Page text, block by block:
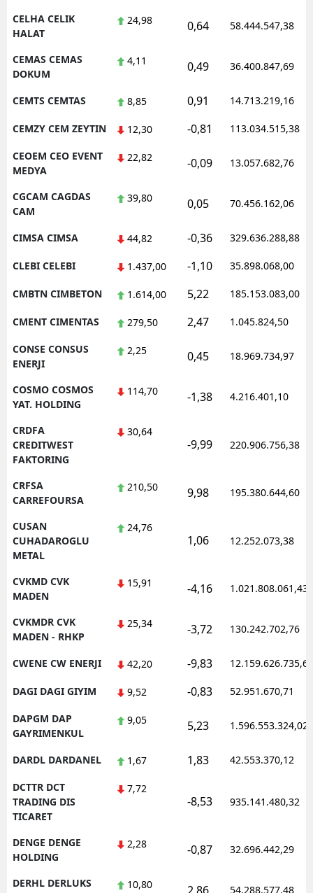
CELHA CELIK
HALAT
24,98 0,64 58.444.547,38
CEMAS CEMAS
DOKUM
4,11 0,49 36.400.847,69
CEMTS CEMTAS 8,85 0,91 14.713.219,16
CEMZY CEM ZEYTIN 12,30 -0,81 113.034.515,38
CEOEM CEO EVENT
MEDYA
22,82 -0,09 13.057.682,76
CGCAM CAGDAS
CAM
39,80 0,05 70.456.162,06
CIMSA CIMSA 44,82 -0,36 329.636.288,88
CLEBI CELEBI 1.437,00 -1,10 35.898.068,00
CMBTN CIMBETON 1.614,00 5,22 185.153.083,00
CMENT CIMENTAS 279,50 2,47 1.045.824,50
CONSE CONSUS
ENERJI
2,25 0,45 18.969.734,97
COSMO COSMOS
YAT. HOLDING
114,70 -1,38 4.216.401,10
CRDFA
CREDITWEST
FAKTORING
30,64
-9,99 220.906.756,38
CRFSA
CARREFOURSA
210,50 9,98 195.380.644,60
CUSAN
CUHADAROGLU
METAL
24,76
1,06 12.252.073,38
CVKMD CVK
MADEN
15,91 -4,16 1.021.808.061,43
CVKMDR CVK
MADEN - RHKP
25,34 -3,72 130.242.702,76
CWENE CW ENERJI 42,20 -9,83 12.159.626.735,62
DAGI DAGI GIYIM 9,52 -0,83 52.951.670,71
DAPGM DAP
GAYRIMENKUL
9,05 5,23 1.596.553.324,02
DARDL DARDANEL 1,67 1,83 42.553.370,12
DCTTR DCT
TRADING DIS
TICARET
7,72
-8,53 935.141.480,32
DENGE DENGE
HOLDING
2,28 -0,87 32.696.442,29
DERHL DERLUKS
10,80 54.288.577,48